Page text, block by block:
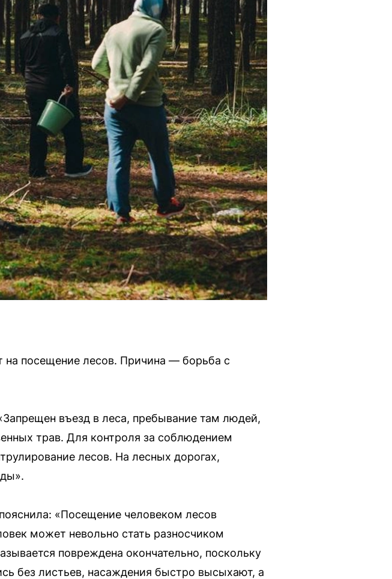
на посещение лесов. Причина — борьба с
въезд в леса, пребывание там людей,
трав. Для контроля за соблюдением
лесов. На лесных дорогах,
«Посещение человеком лесов
может невольно стать разносчиком
повреждена окончательно, поскольку
без листьев, насаждения быстро высыхают, а